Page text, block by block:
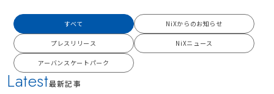
Latest最新記事
すべて NiXからのお知らせ
プレスリリース NiXニュース
アーバンスケートパーク